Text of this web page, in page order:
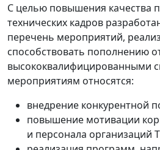
С целью повышения качества
технических кадров
перечень мероприятий,
способствовать пополнению
высококвалифицированными
мероприятиям относятся:
внедрение конкурентной
повышение мотивации
и персонала организаций